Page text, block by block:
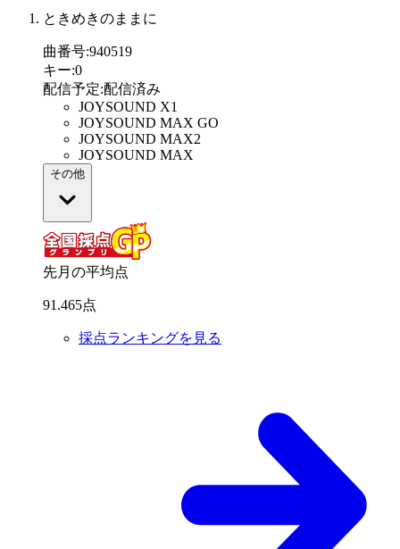
ときめきのままに
曲番号:940519
キー:0
配信予定:配信済み
JOYSOUND X1
JOYSOUND MAX GO
JOYSOUND MAX2
JOYSOUND MAX
その他
先月の平均点
91 .465点
採点ランキングを見る